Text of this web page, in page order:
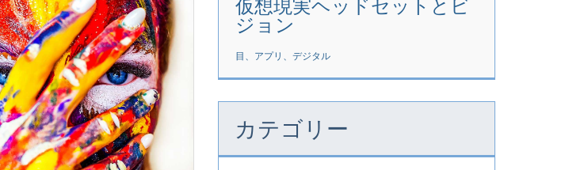
ジョン
目、アプリ、デジタル
カテゴリー